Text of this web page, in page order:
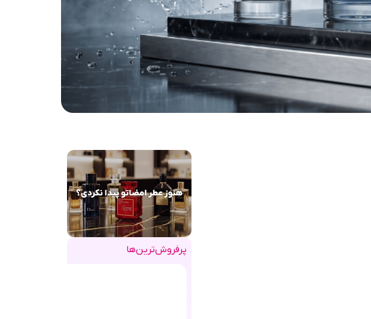
پرفروش‌ترین‌ها